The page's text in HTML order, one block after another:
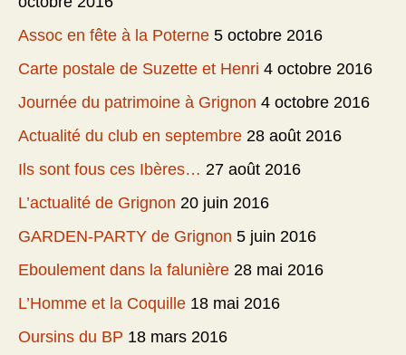
Assoc en fête à la Poterne 5 octobre 2016
Carte postale de Suzette et Henri 4 octobre 2016
Journée du patrimoine à Grignon 4 octobre 2016
Actualité du club en septembre 28 août 2016
Ils sont fous ces Ibères… 27 août 2016
L’actualité de Grignon 20 juin 2016
GARDEN-PARTY de Grignon 5 juin 2016
Eboulement dans la falunière 28 mai 2016
L’Homme et la Coquille 18 mai 2016
Oursins du BP 18 mars 2016